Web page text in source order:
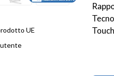
UE
utente